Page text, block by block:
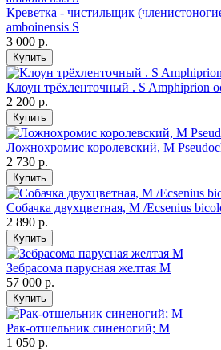
Креветка - чистильщик
amboinensis S
3 000 р.
Купить
Клоун трёхленточный . S Amphiprion
2 200 р.
Купить
Ложнохромис королевский, M
2 730 р.
Купить
Собачка двухцветная, M /Ecsenius
2 890 р.
Купить
Зебрасома парусная желтая М
57 000 р.
Купить
Рак-отшельник синеногий; M
1 050 р.